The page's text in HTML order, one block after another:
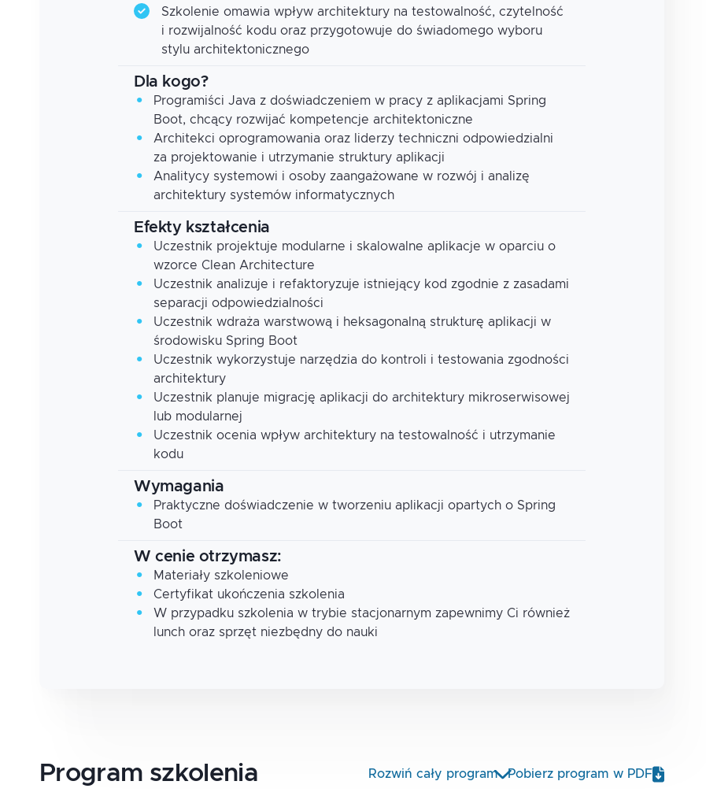
Szkolenie omawia wpływ architektury na testowalność, czytelność
i rozwijalność kodu oraz przygotowuje do świadomego wyboru
stylu architektonicznego
Dla kogo?
Programiści Java z doświadczeniem w pracy z aplikacjami Spring
Boot, chcący rozwijać kompetencje architektoniczne
Architekci oprogramowania oraz liderzy techniczni odpowiedzialni
za projektowanie i utrzymanie struktury aplikacji
Analitycy systemowi i osoby zaangażowane w rozwój i analizę
architektury systemów informatycznych
Efekty kształcenia
Uczestnik projektuje modularne i skalowalne aplikacje w oparciu o
wzorce Clean Architecture
Uczestnik analizuje i refaktoryzuje istniejący kod zgodnie z zasadami
separacji odpowiedzialności
Uczestnik wdraża warstwową i heksagonalną strukturę aplikacji w
środowisku Spring Boot
Uczestnik wykorzystuje narzędzia do kontroli i testowania zgodności
architektury
Uczestnik planuje migrację aplikacji do architektury mikroserwisowej
lub modularnej
Uczestnik ocenia wpływ architektury na testowalność i utrzymanie
kodu
Wymagania
Praktyczne doświadczenie w tworzeniu aplikacji opartych o Spring
Boot
W cenie otrzymasz:
Materiały szkoleniowe
Certyfikat ukończenia szkolenia
W przypadku szkolenia w trybie stacjonarnym zapewnimy Ci również
lunch oraz sprzęt niezbędny do nauki
Program szkolenia Rozwiń cały program Pobierz program w PDF